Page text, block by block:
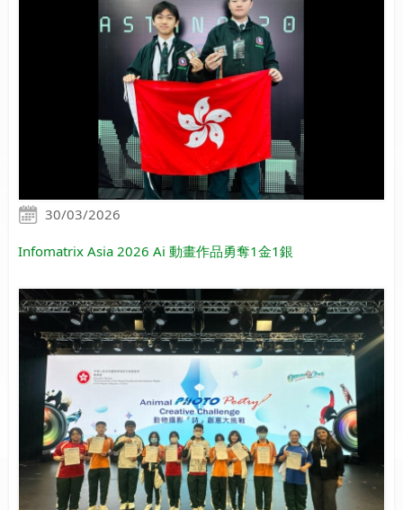
30/03/2026
Infomatrix Asia 2026 Ai 動畫作品勇奪1金1銀